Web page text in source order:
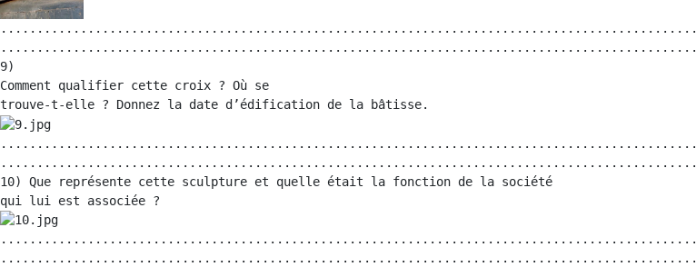
................................................................................................
................................................................................................
9)
Comment qualifier cette croix ? Où se
................................................................................................
................................................................................................
10) Que représente cette sculpture et quelle était la fonction de la société
................................................................................................
................................................................................................